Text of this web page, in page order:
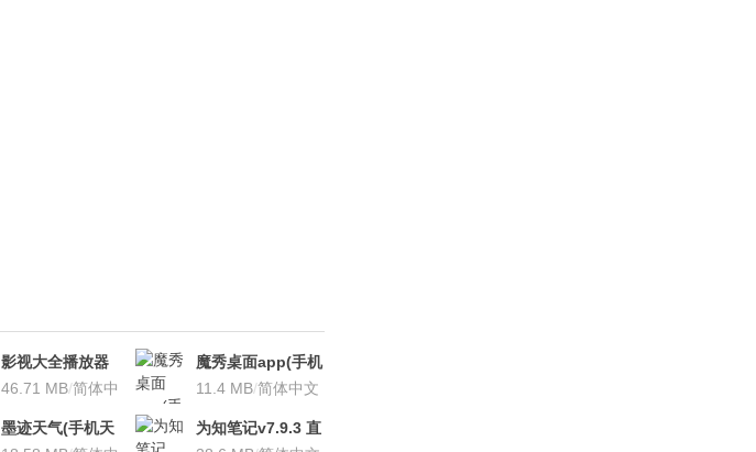
影视大全播放器
v3.1.7 安卓版
46.71 MB/简体中
魔秀桌面app(手机
桌面软件)v6.8.6
11.4 MB/简体中文
墨迹天气(手机天
为知笔记v7.9.3 直